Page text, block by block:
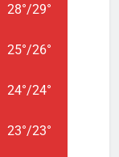
28°/29°
25°/26°
24°/24°
23°/23°